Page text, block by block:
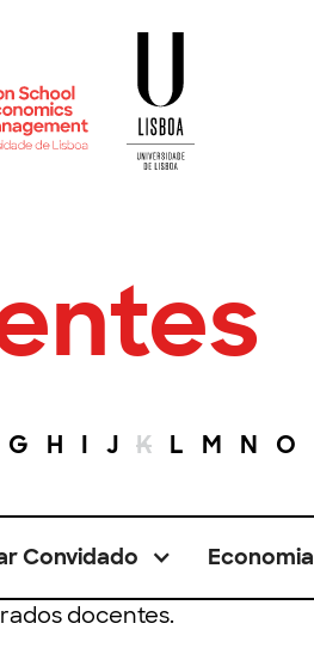
G H I J K L M N O
Convidado Economia
docentes.